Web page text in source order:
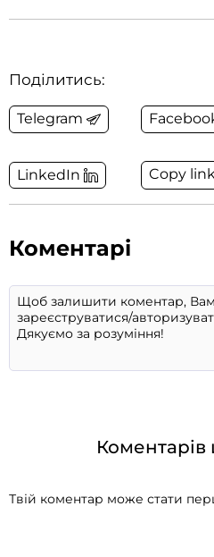
Поділитись:
Telegram
LinkedIn Copy link
Коментарі
Твій коментар може стати